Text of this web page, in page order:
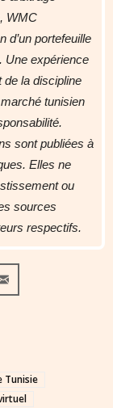
WMC
d’un portefeuille
Une expérience
de la discipline
tunisien
sont publiées à
Elles ne
ou
sources
respectifs.
Tunisie